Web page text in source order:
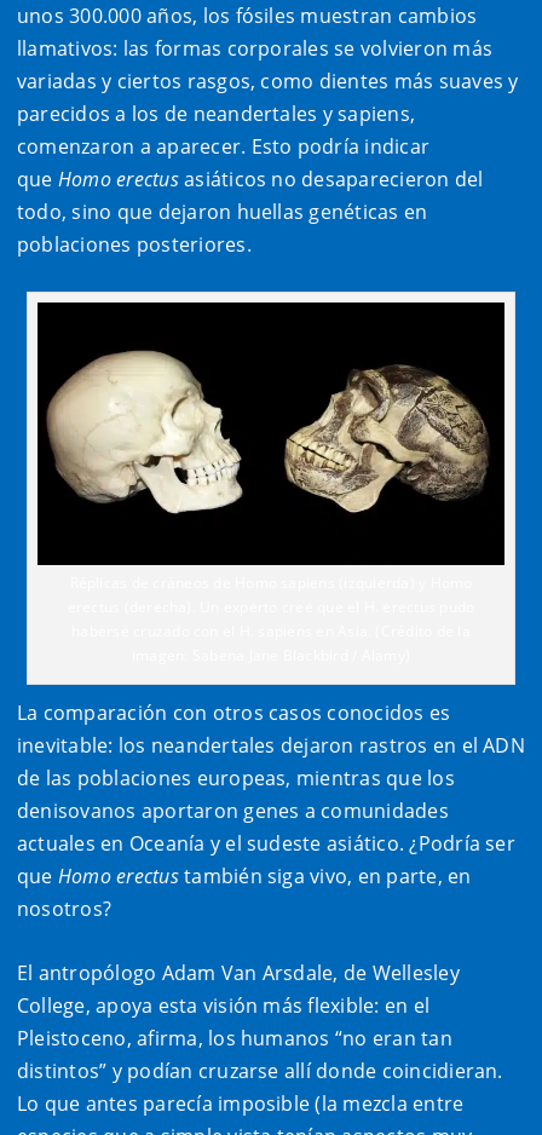
unos 300.000 años, los fósiles muestran cambios
llamativos: las formas corporales se volvieron más
variadas y ciertos rasgos, como dientes más suaves y
parecidos a los de neandertales y sapiens,
comenzaron a aparecer. Esto podría indicar
que Homo erectusasiáticos no desaparecieron del
todo, sino que dejaron huellas genéticas en
poblaciones posteriores.
La comparación con otros casos conocidos es
inevitable: los neandertales dejaron rastros en el ADN
de las poblaciones europeas, mientras que los
denisovanos aportaron genes a comunidades
actuales en Oceanía y el sudeste asiático. ¿Podría ser
que Homo erectustambién siga vivo, en parte, en
nosotros?
El antropólogo Adam Van Arsdale, de Wellesley
College, apoya esta visión más flexible: en el
Pleistoceno, afirma, los humanos “no eran tan
distintos” y podían cruzarse allí donde coincidieran.
Lo que antes parecía imposible (la mezcla entre